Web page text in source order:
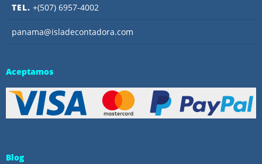
TEL. +(507) 6957-4002
panama@isladecontadora.com
Aceptamos
Blog